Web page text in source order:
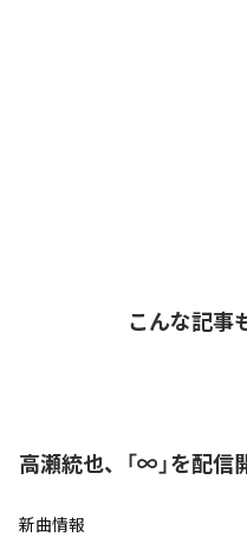
こんな記事
高瀬統也、「∞」を配信
新曲情報